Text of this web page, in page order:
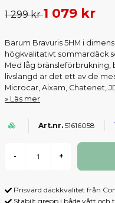
1 299 kr1 079 kr
Barum Bravuris 5HM i
högkvalitativt sommardäck
Med låg
livslängd är det ett av de
Microcar, Aixam, Chatenet,
Läs mer
51616058
- +
Prisvärd däckkvalitet från
Stabilt grepp i både vått och